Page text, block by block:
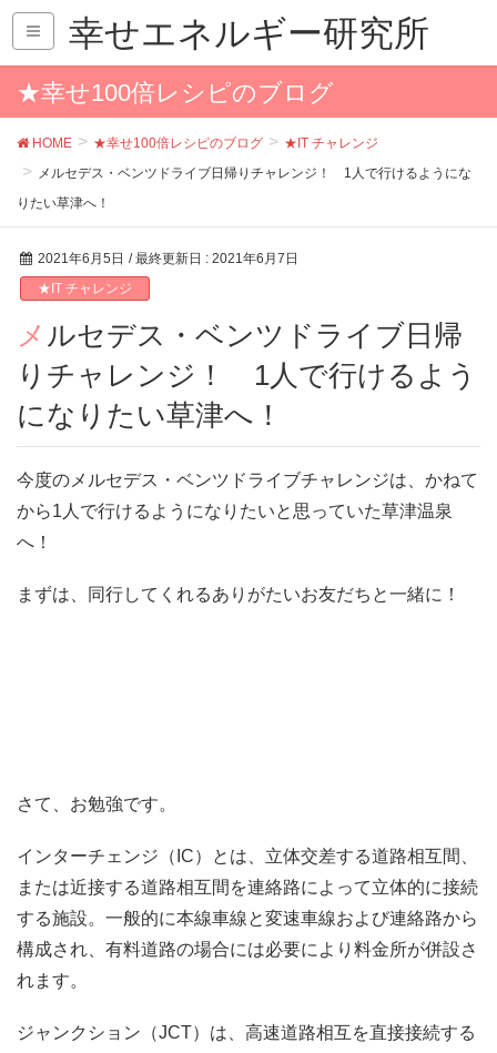
幸せエネルギー研究所
★幸せ100倍レシピのブログ
HOME ★幸せ100倍レシピのブログ
★IT チャレンジ
メルセデス・ベンツドライブ日帰りチャレンジ！ 1人で行けるようにな
りたい草津へ！
2021年6月5日 / 最終更新日 : 2021年6月7日
★IT チャレンジ
メルセデス・ベンツドライブ日帰
りチャレンジ！ 1人で行けるよう
になりたい草津へ！
今度のメルセデス・ベンツドライブチャレンジは、かねて
から1人で行けるようになりたいと思っていた草津温泉
へ！
まずは、同行してくれるありがたいお友だちと一緒に！
さて、お勉強です。
インターチェンジ（IC）とは、立体交差する道路相互間、
または近接する道路相互間を連絡路によって立体的に接続
する施設。一般的に本線車線と変速車線および連絡路から
構成され、有料道路の場合には必要により料金所が併設さ
れます。
ジャンクション（JCT）は、高速道路相互を直接接続する